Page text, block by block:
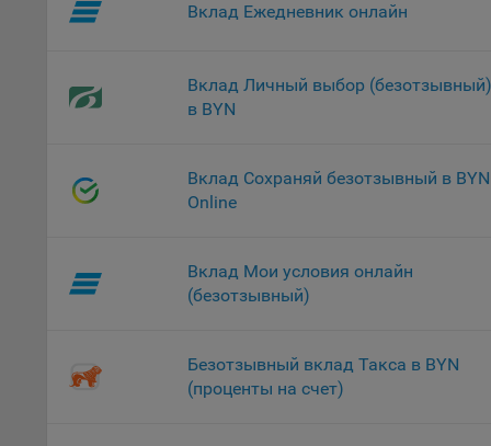
Вклад Ежедневник онлайн
Вклад Личный выбор (безотзывный)
в BYN
Вклад Сохраняй безотзывный в BYN
Online
Вклад Мои условия онлайн
(безотзывный)
Безотзывный вклад Такса в BYN
(проценты на счет)